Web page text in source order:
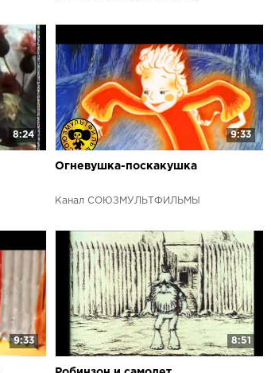
8:24 9:33
Огневушка-поскакушка
Канал СОЮЗМУЛЬТФИЛЬМЫ
9:33 8:51